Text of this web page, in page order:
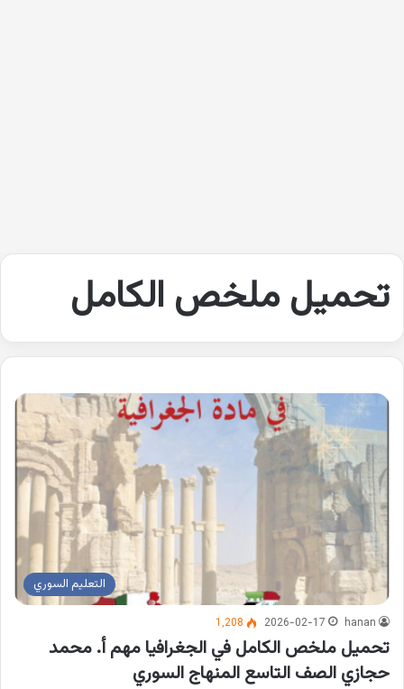
تحميل ملخص الكامل
التعليم السوري
hanan
2026-02-17 1٬208
تحميل ملخص الكامل في الجغرافيا مهم أ. محمد
حجازي الصف التاسع المنهاج السوري